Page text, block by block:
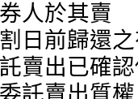
人於其賣
賣出已確
託賣出質